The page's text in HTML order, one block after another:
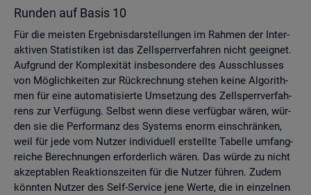
Run­den auf Basis 10
Für die meis­ten Er­geb­nis­dar­stel­lun­gen im Rah­men der In­ter­
ak­ti­ven Sta­tis­ti­ken ist das Zell­sperr­ver­fah­ren nicht ge­eig­net.
Auf­grund der Kom­ple­xi­tät ins­be­son­de­re des Aus­schlus­ses
von Mög­lich­kei­ten zur Rück­rech­nung ste­hen keine Al­go­rith­
men für eine au­to­ma­ti­sier­te Um­set­zung des Zell­sperr­ver­fah­
rens zur Ver­fü­gung. Selbst wenn diese ver­füg­bar wären, wür­
den sie die Per­for­manz des Sys­tems enorm ein­schrän­ken,
weil für jede vom Nut­zer in­di­vi­du­ell er­stell­te Ta­bel­le um­fang­
rei­che Be­rech­nun­gen er­for­der­lich wären. Das würde zu nicht
ak­zep­ta­blen Re­ak­ti­ons­zei­ten für die Nut­zer füh­ren. Zudem
könn­ten Nut­zer des Self-Ser­vice jene Werte, die in ein­zel­nen